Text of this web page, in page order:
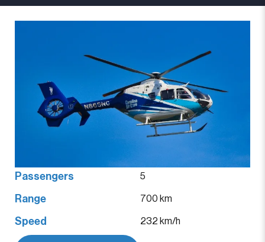
Passengers 5
Range 700 km
Speed 232 km/h